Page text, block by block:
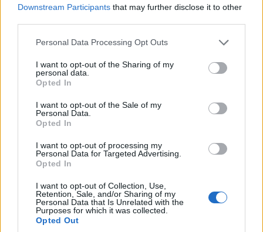
Downstream Participants that may further disclose it to other
Please note that this website/app uses one or more Google
not limited to your visit or usage behaviour. You may click to
grant or deny consent to Google and its third-party tags to
use your data for below specified purposes in below Google
consent section.
Personal Data Processing Opt Outs
I want to opt-out of the Sharing of my
personal data.
Opted In
I want to opt-out of the Sale of my
Personal Data.
Opted In
I want to opt-out of processing my
Personal Data for Targeted Advertising.
Opted In
I want to opt-out of Collection, Use,
Retention, Sale, and/or Sharing of my
Personal Data that Is Unrelated with the
Purposes for which it was collected.
Opted Out